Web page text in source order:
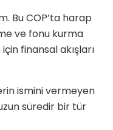
Bu COP’ta harap
ve fonu kurma
finansal akışları
ismini vermeyen
süredir bir tür